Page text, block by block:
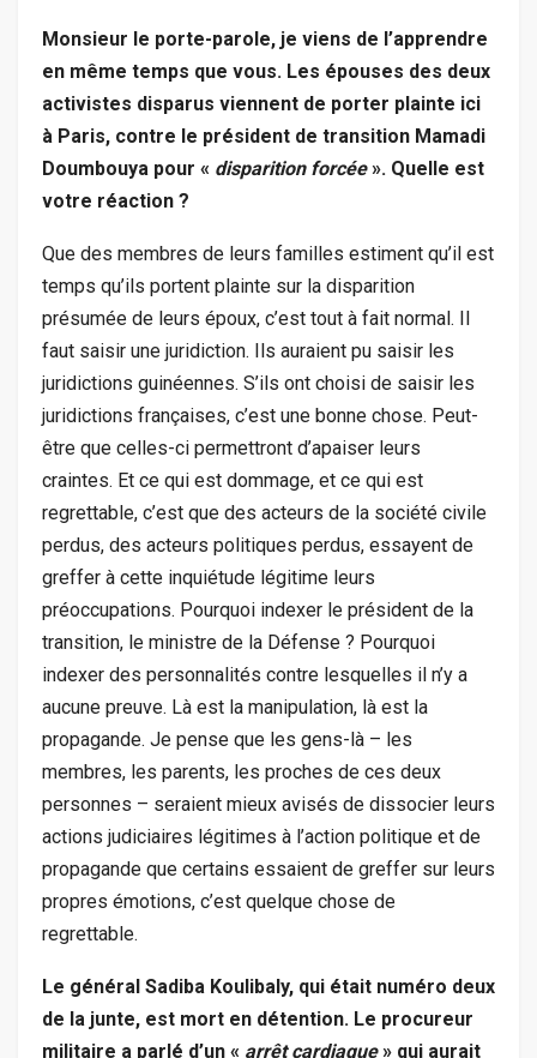
Monsieur le porte-parole, je viens de l’apprendre
en même temps que vous. Les épouses des deux
activistes disparus viennent de porter plainte ici
à Paris, contre le président de transition Mamadi
Doumbouya pour « disparition forcée». Quelle est
votre réaction ?
Que des membres de leurs familles estiment qu’il est
temps qu’ils portent plainte sur la disparition
présumée de leurs époux, c’est tout à fait normal. Il
faut saisir une juridiction. Ils auraient pu saisir les
juridictions guinéennes. S’ils ont choisi de saisir les
juridictions françaises, c’est une bonne chose. Peut-
être que celles-ci permettront d’apaiser leurs
craintes. Et ce qui est dommage, et ce qui est
regrettable, c’est que des acteurs de la société civile
perdus, des acteurs politiques perdus, essayent de
greffer à cette inquiétude légitime leurs
préoccupations. Pourquoi indexer le président de la
transition, le ministre de la Défense ? Pourquoi
indexer des personnalités contre lesquelles il n’y a
aucune preuve. Là est la manipulation, là est la
propagande. Je pense que les gens-là – les
membres, les parents, les proches de ces deux
personnes – seraient mieux avisés de dissocier leurs
actions judiciaires légitimes à l’action politique et de
propagande que certains essaient de greffer sur leurs
propres émotions, c’est quelque chose de
regrettable.
Le général Sadiba Koulibaly, qui était numéro deux
de la junte, est mort en détention. Le procureur
militaire a parlé d’un « arrêt cardiaque» qui aurait